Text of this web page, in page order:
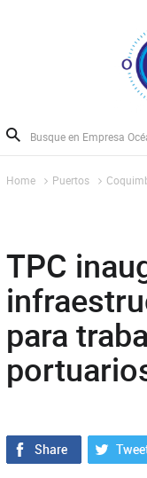
Home Puertos
TPC
para